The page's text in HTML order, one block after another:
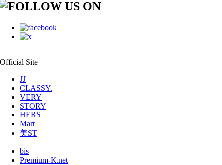
Official Site
JJ
CLASSY.
VERY
STORY
HERS
Mart
美ST
bis
Premium-K.net